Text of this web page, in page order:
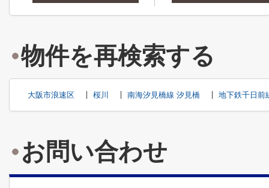
物件を再検索する
大阪市浪速区 桜川 南海汐見橋線 汐見橋 地下鉄千日前
お問い合わせ